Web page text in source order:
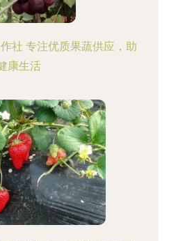
社 专注优质果蔬供应，助
康生活